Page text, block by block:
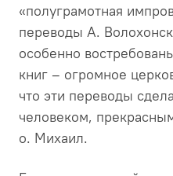
«полуграмотная
переводы А.
особенно
книг – огромное
что эти переводы
человеком,
о. Михаил.